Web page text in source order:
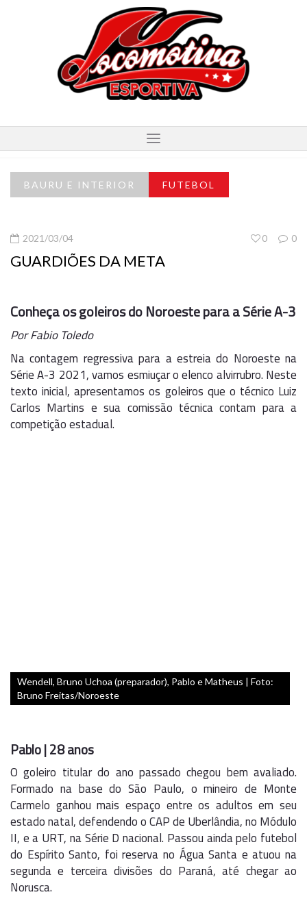
BAURU E INTERIOR FUTEBOL
2021/03/04 0
0
GUARDIÕES DA META
Conheça os goleiros do Noroeste para a Série A-3
Por Fabio Toledo
Na contagem regressiva para a estreia do Noroeste na
Série A-3 2021, vamos esmiuçar o elenco alvirrubro. Neste
texto inicial, apresentamos os goleiros que o técnico Luiz
Carlos Martins e sua comissão técnica contam para a
competição estadual.
Wendell, Bruno Uchoa (preparador), Pablo e Matheus | Foto:
Bruno Freitas/Noroeste
Pablo | 28 anos
O goleiro titular do ano passado chegou bem avaliado.
Formado na base do São Paulo, o mineiro de Monte
Carmelo ganhou mais espaço entre os adultos em seu
estado natal, defendendo o CAP de Uberlândia, no Módulo
II, e a URT, na Série D nacional. Passou ainda pelo futebol
do Espírito Santo, foi reserva no Água Santa e atuou na
segunda e terceira divisões do Paraná, até chegar ao
Norusca.